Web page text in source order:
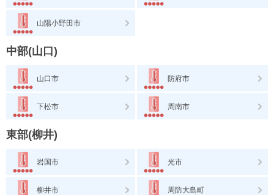
山陽小野田市
中部(山口)
山口市 防府市
下松市 周南市
東部(柳井)
岩国市 光市
柳井市 周防大島町